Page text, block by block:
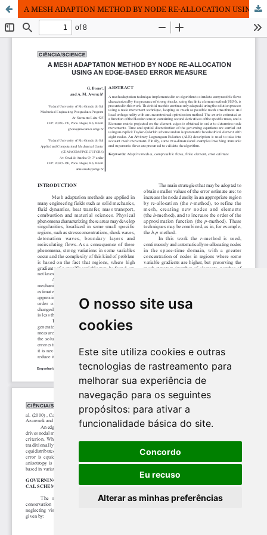
O nosso site usa
cookies
Este site utiliza cookies e outras
tecnologias de rastreamento para
melhorar sua experiência de
navegação para os seguintes
propósitos: para ativar a
funcionalidade básica do site.
Concordo
Eu recuso
Alterar as minhas preferências
A MESH ADAPTION METHOD BY NODE RE-ALLOCATION USING AN EDGE-BASED ERROR MEASURE